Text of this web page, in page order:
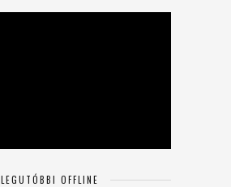
LEGUTÓBBI OFFLINE